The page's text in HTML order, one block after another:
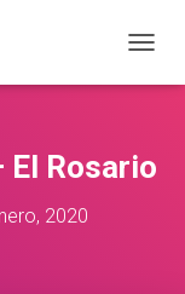
El Rosario
2020